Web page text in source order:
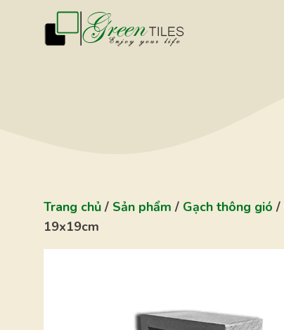
Trang chủ / Sản phẩm / Gạch thông gió /
19x19cm